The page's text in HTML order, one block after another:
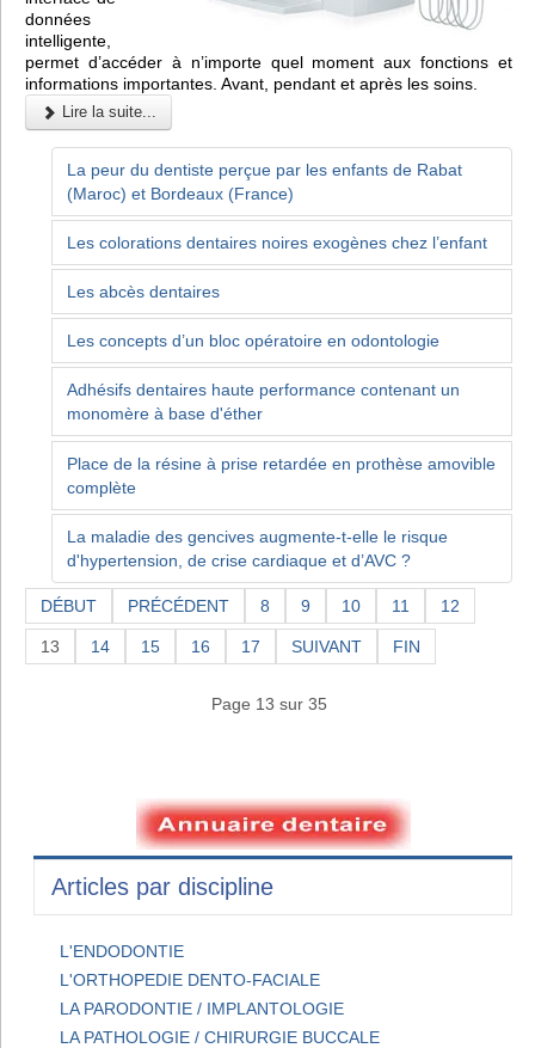
données
intelligente,
permet d’accéder à n’importe quel moment aux fonctions et
informations importantes. Avant, pendant et après les soins.
Lire la suite...
La peur du dentiste perçue par les enfants de Rabat
(Maroc) et Bordeaux (France)
Les colorations dentaires noires exogènes chez l’enfant
Les abcès dentaires
Les concepts d’un bloc opératoire en odontologie
Adhésifs dentaires haute performance contenant un
monomère à base d'éther
Place de la résine à prise retardée en prothèse amovible
complète
La maladie des gencives augmente-t-elle le risque
d'hypertension, de crise cardiaque et d’AVC ?
DÉBUT PRÉCÉDENT 8 9 10 11 12
13 14 15 16 17 SUIVANT FIN
Page 13 sur 35
Articles par discipline
L'ENDODONTIE
L'ORTHOPEDIE DENTO-FACIALE
LA PARODONTIE / IMPLANTOLOGIE
LA PATHOLOGIE / CHIRURGIE BUCCALE